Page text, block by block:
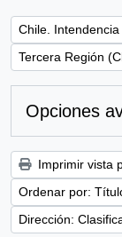
Remove filter:
Chile.
Remove filter:
Tercera Región
Opciones
Imprimir vista
Ordenar por:
Dirección: